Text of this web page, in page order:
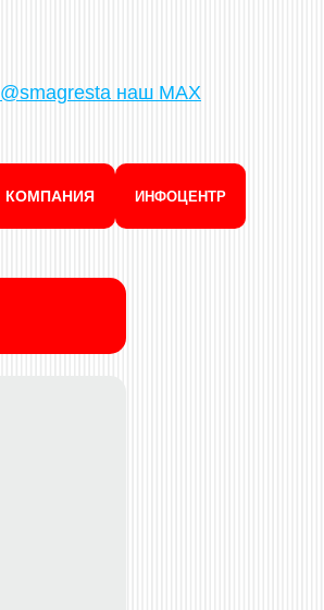
@smagresta наш MAX
КОМПАНИЯ ИНФОЦЕНТР